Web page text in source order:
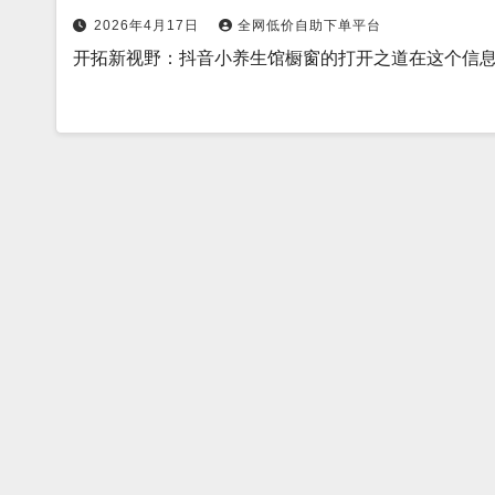
2026年4月17日 全网低价自助下单平台
开拓新视野：抖音小养生馆橱窗的打开之道在这个信